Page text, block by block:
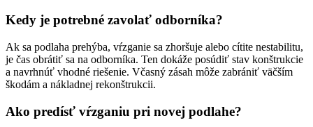
Kedy je potrebné zavolať odborníka?
Ak sa podlaha prehýba, vŕzganie sa zhoršuje alebo cítite nestabilitu,
je čas obrátiť sa na odborníka. Ten dokáže posúdiť stav konštrukcie
a navrhnúť vhodné riešenie. Včasný zásah môže zabrániť väčším
škodám a nákladnej rekonštrukcii.
Ako predísť vŕzganiu pri novej podlahe?